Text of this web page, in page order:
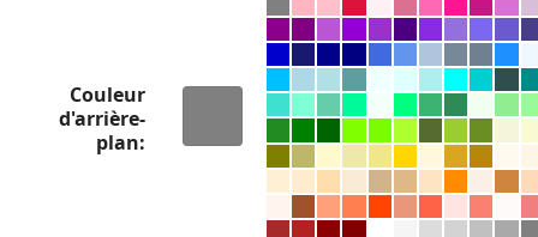
Couleur
d'arrière-
plan